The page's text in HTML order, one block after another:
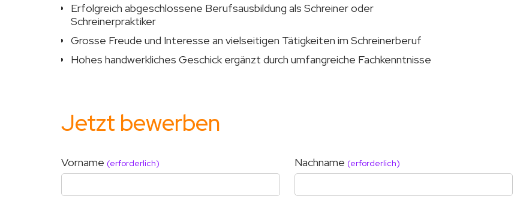
Erfolgreich abgeschlossene Berufsausbildung als Schreiner oder
Schreinerpraktiker
Grosse Freude und Interesse an vielseitigen Tätigkeiten im Schreinerberuf
Hohes handwerkliches Geschick ergänzt durch umfangreiche Fachkenntnisse
Jetzt bewerben
Vorname (erforderlich) Nachname (erforderlich)